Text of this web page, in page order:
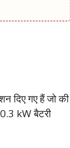
दिए गए हैं जो की
kW बैटरी